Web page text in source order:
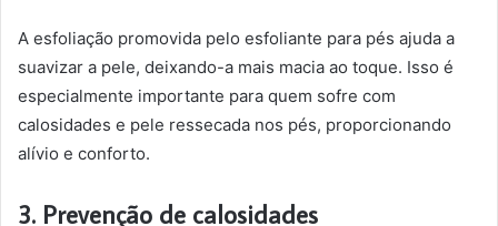
A esfoliação promovida pelo esfoliante para pés ajuda a
suavizar a pele, deixando-a mais macia ao toque. Isso é
especialmente importante para quem sofre com
calosidades e pele ressecada nos pés, proporcionando
alívio e conforto.
3. Prevenção de calosidades